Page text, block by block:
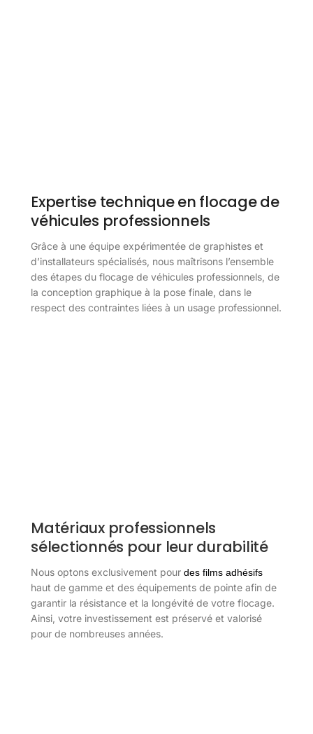
Expertise technique en flocage de
véhicules professionnels
Grâce à une équipe expérimentée de graphistes et
d’installateurs spécialisés, nous maîtrisons l’ensemble
des étapes du flocage de véhicules professionnels, de
la conception graphique à la pose finale, dans le
respect des contraintes liées à un usage professionnel.
Matériaux professionnels
sélectionnés pour leur durabilité
Nous optons exclusivement pour des films adhésifs
haut de gamme et des équipements de pointe afin de
garantir la résistance et la longévité de votre flocage.
Ainsi, votre investissement est préservé et valorisé
pour de nombreuses années.